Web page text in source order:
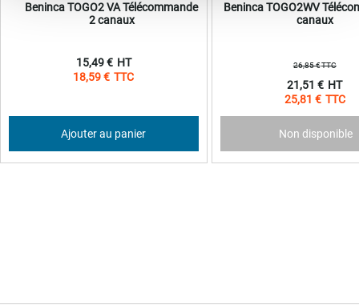
Beninca TOGO2 VA Télécommande
2 canaux
18,59 €
15,49 €
Ajouter au panier
Beninca TOGO2WV
canaux
Prix
Spécial
25,81 €
21,51 €
26,85 €
Non disponible